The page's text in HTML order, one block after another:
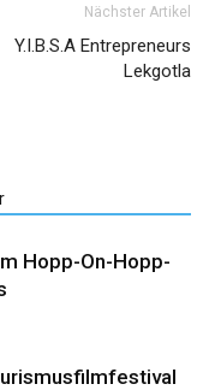
Nächster Artikel
Y.I.B.S.A Entrepreneurs
Lekgotla
Hopp-On-Hopp-